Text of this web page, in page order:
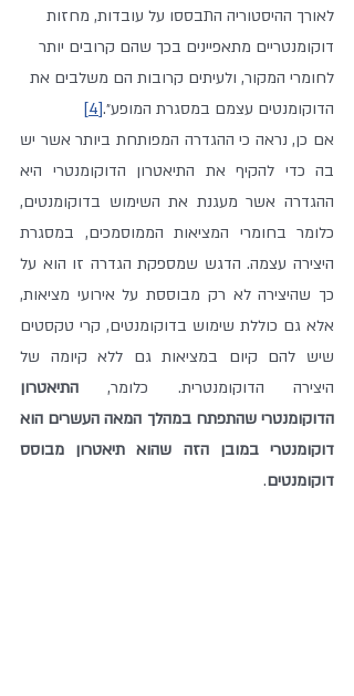
לאורך ההיסטוריה התבססו על עובדות, מחזות
דוקומנטריים מתאפיינים בכך שהם קרובים יותר
לחומרי המקור, ולעיתים קרובות הם משלבים את
הדוקומנטים עצמם במסגרת המופע״.[4]
היצירה הדוקומנטרית. כלומר,
דוקומנטים.